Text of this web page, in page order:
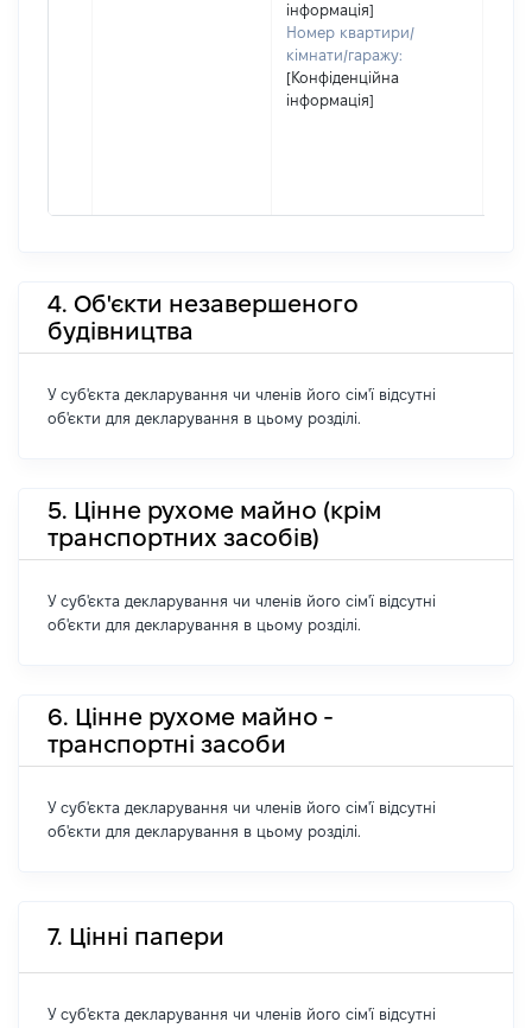
інформація]
Номер квартири/
кімнати/гаражу:
[Конфіденційна
інформація]
4. Об'єкти незавершеного
будівництва
У суб'єкта декларування чи членів його сім'ї відсутні
об'єкти для декларування в цьому розділі.
5. Цінне рухоме майно (крім
транспортних засобів)
У суб'єкта декларування чи членів його сім'ї відсутні
об'єкти для декларування в цьому розділі.
6. Цінне рухоме майно -
транспортні засоби
У суб'єкта декларування чи членів його сім'ї відсутні
об'єкти для декларування в цьому розділі.
7. Цінні папери
У суб'єкта декларування чи членів його сім'ї відсутні